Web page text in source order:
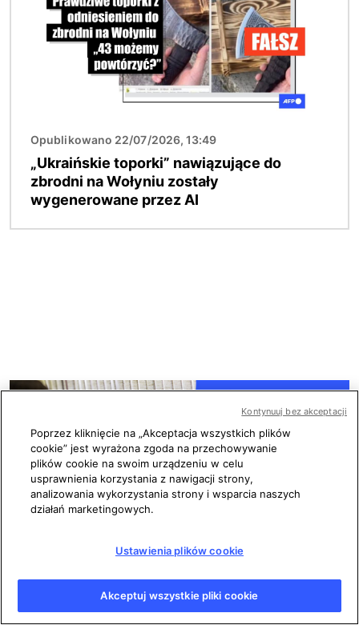
Opublikowano 22/07/2026, 13:49
„Ukraińskie toporki” nawiązujące do
zbrodni na Wołyniu zostały
wygenerowane przez AI
Poprzez kliknięcie na „Akceptacja wszystkich plików
cookie” jest wyrażona zgoda na przechowywanie
plików cookie na swoim urządzeniu w celu
usprawnienia korzystania z nawigacji strony,
analizowania wykorzystania strony i wsparcia naszych
działań marketingowych.
Ustawienia plików cookie
Akceptuj wszystkie pliki cookie
Kontynuuj bez akceptacji